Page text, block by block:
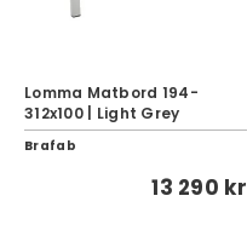
Lomma Matbord 194-
312x100 | Light Grey
Brafab
13 290 kr